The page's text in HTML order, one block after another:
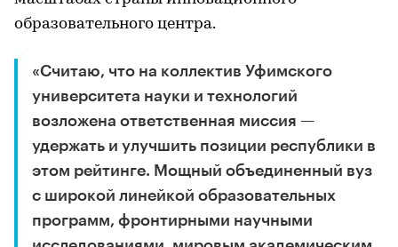
образовательного центра.
«Считаю, что на коллектив Уфимского
университета науки и технологий
возложена ответственная миссия —
удержать и улучшить позиции республики в
этом рейтинге. Мощный объединенный вуз
с широкой линейкой образовательных
программ, фронтирными научными